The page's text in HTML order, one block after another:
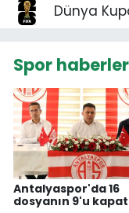
Dünya
Spor
Antalyaspor'da 16
dosyanın 9'u